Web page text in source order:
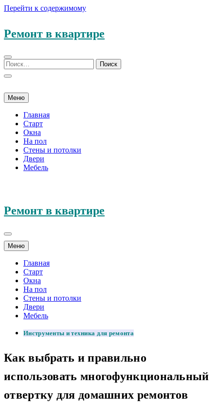
Перейти к содержимому
Ремонт в квартире
Меню
Главная
Старт
Окна
На пол
Стены и потолки
Двери
Мебель
Ремонт в квартире
Меню
Главная
Старт
Окна
На пол
Стены и потолки
Двери
Мебель
Инструменты и техника для ремонта
Как выбрать и правильно
использовать многофункциональный
отвертку для домашних ремонтов